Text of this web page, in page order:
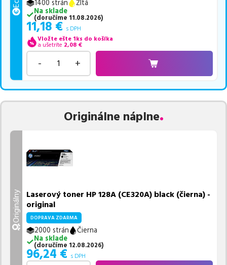
1400 strán
Žltá
Na sklade
(doručíme 11.08.2026)
11,18 € s DPH
Vložte ešte 1ks do košíka
a ušetríte 2,08 €
- +
Originálne náplne
Originálny Laserový toner HP 128A (CE320A) black (čierna) -
original
DOPRAVA ZDARMA
2000 strán
Čierna
Na sklade
(doručíme 12.08.2026)
96,24 € s DPH